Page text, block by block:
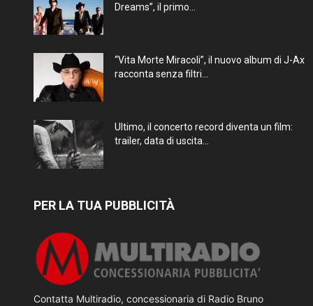
Dreams”, il primo...
“Vita Morte Miracoli”, il nuovo album di J-Ax
racconta senza filtri...
Ultimo, il concerto record diventa un film:
trailer, data di uscita...
PER LA TUA PUBBLICITÀ
Contatta Multiradio, concessionaria di Radio Bruno